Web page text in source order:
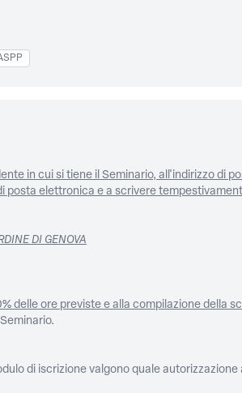
in cui si tiene il Seminario, all'indirizzo di
elettronica e a scrivere
DI GENOVA
delle ore previste e alla compilazione della
di iscrizione valgono quale